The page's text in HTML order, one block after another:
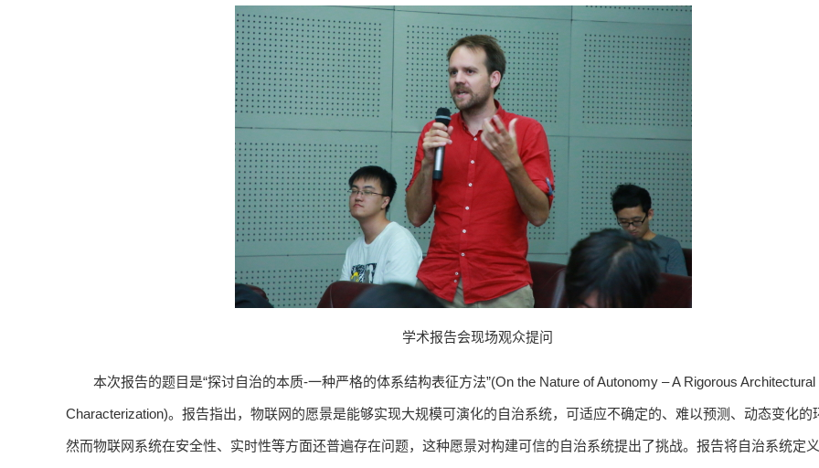
学术报告会现场观众提问
本次报告的题目是“探讨自治的本质-一种严格的体系结构表征方法”(On the Nature of Autonomy – A Rigorous Architectural
Characterization)。报告指出，物联网的愿景是能够实现大规模可演化的自治系统，可适应不确定的、难以预测、动态变化的
然而物联网系统在安全性、实时性等方面还普遍存在问题，这种愿景对构建可信的自治系统提出了挑战。报告将自治系统定